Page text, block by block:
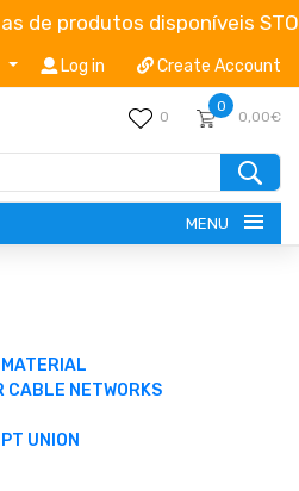
de produtos disponíveis
Log in Create Account
0
0
0,00€
MENU
CABLE NETWORKS
UNION